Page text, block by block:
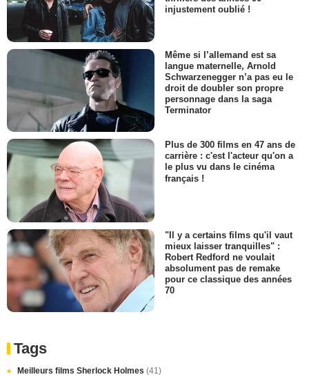
injustement oublié !
Même si l’allemand est sa
langue maternelle, Arnold
Schwarzenegger n’a pas eu le
droit de doubler son propre
personnage dans la saga
Terminator
Plus de 300 films en 47 ans de
carrière : c'est l'acteur qu'on a
le plus vu dans le cinéma
français !
"Il y a certains films qu'il vaut
mieux laisser tranquilles" :
Robert Redford ne voulait
absolument pas de remake
pour ce classique des années
70
Tags
Meilleurs films Sherlock Holmes (41)